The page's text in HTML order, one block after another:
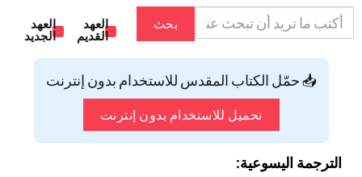
بحث
العهد
القديم
العهد
الجديد
📥 حمّل الكتاب المقدس للاستخدام بدون إنترنت
تحميل للاستخدام بدون إنترنت
الترجمة اليسوعية: